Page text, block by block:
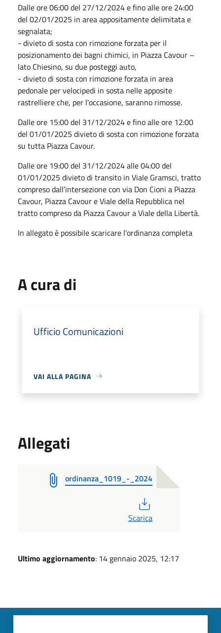
Dalle ore 06:00 del 27/12/2024 e fino alle ore 24:00
del 02/01/2025 in area appositamente delimitata e
segnalata;
- divieto di sosta con rimozione forzata per il
posizionamento dei bagni chimici, in Piazza Cavour –
lato Chiesino, su due posteggi auto,
- divieto di sosta con rimozione forzata in area
pedonale per velocipedi in sosta nelle apposite
rastrelliere che, per l'occasione, saranno rimosse.
Dalle ore 15:00 del 31/12/2024 e fino alle ore 12:00
del 01/01/2025 divieto di sosta con rimozione forzata
su tutta Piazza Cavour.
Dalle ore 19:00 del 31/12/2024 alle 04:00 del
01/01/2025 divieto di transito in Viale Gramsci, tratto
compreso dall’intersezione con via Don Cioni a Piazza
Cavour, Piazza Cavour e Viale della Repubblica nel
tratto compreso da Piazza Cavour a Viale della Libertà.
In allegato è possibile scaricare l'ordinanza completa
A cura di
Ufficio Comunicazioni
VAI ALLA PAGINA
Allegati
ordinanza_1019_-_2024
Scarica
Ultimo aggiornamento: 14 gennaio 2025, 12:17